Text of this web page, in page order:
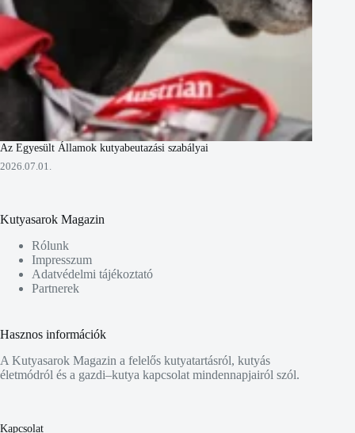
Az Egyesült Államok kutyabeutazási szabályai
2026.07.01.
Kutyasarok Magazin
Rólunk
Impresszum
Adatvédelmi tájékoztató
Partnerek
Hasznos információk
A Kutyasarok Magazin a felelős kutyatartásról, kutyás
életmódról és a gazdi–kutya kapcsolat mindennapjairól szól.
Kapcsolat